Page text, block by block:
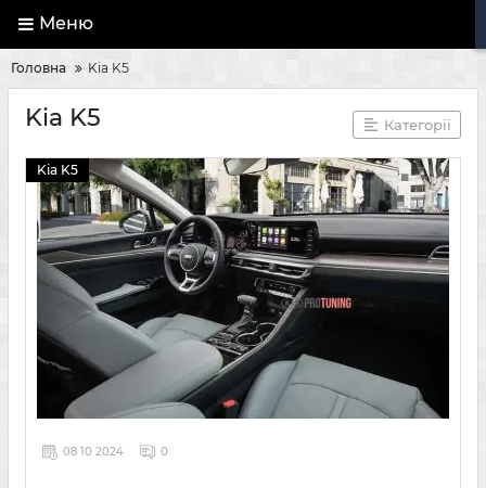
Меню
Головна Kia K5
Kia K5 Категорії
Kia K5
08 10 2024 0